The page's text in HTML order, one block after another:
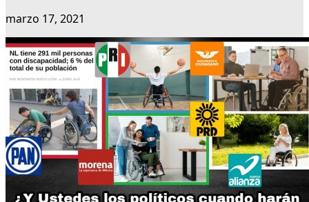
marzo 17, 2021